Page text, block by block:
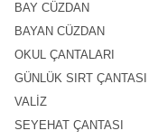
BAY CÜZDAN
BAYAN CÜZDAN
OKUL ÇANTALARI
GÜNLÜK SIRT ÇANTASI
VALİZ
SEYEHAT ÇANTASI